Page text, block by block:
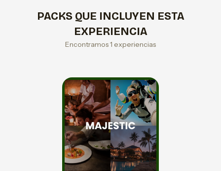
PACKS QUE INCLUYEN ESTA
EXPERIENCIA
Encontramos 1 experiencias